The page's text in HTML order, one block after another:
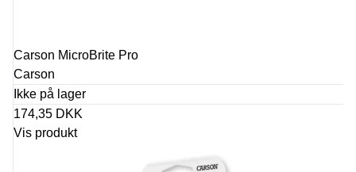
Carson MicroBrite Pro
Carson
Ikke på lager
174,35 DKK
Vis produkt